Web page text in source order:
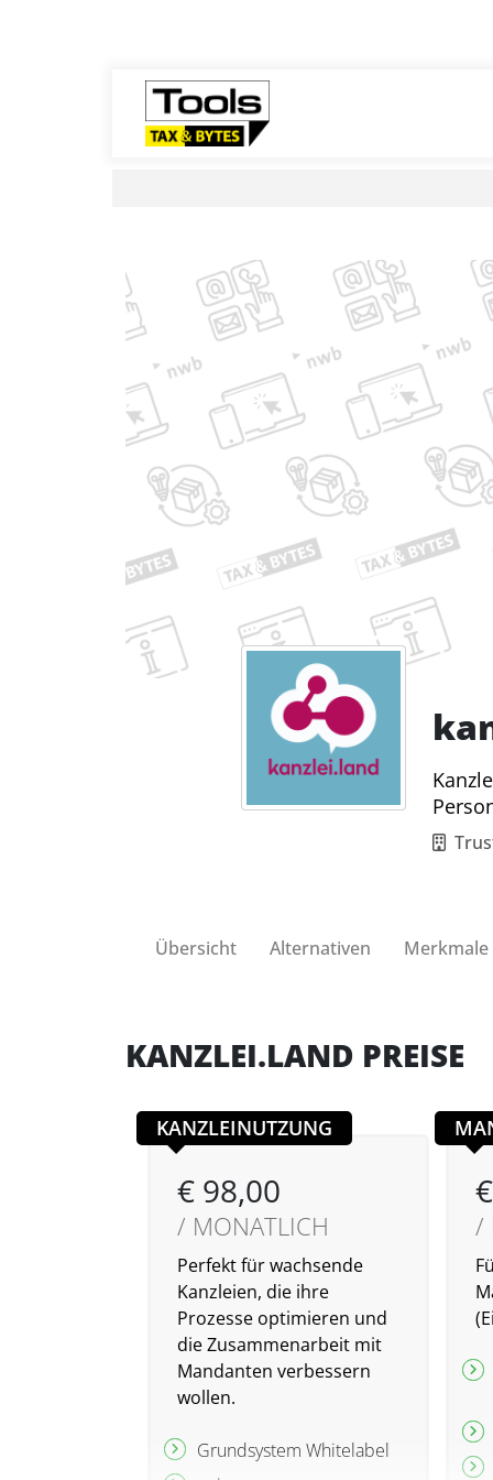
Übersicht Alternativen Merkmale
KANZLEI.LAND PREISE
KANZLEINUTZUNG
€ 98,00
/ MONATLICH
Perfekt für wachsende
Kanzleien, die ihre
Prozesse optimieren und
die Zusammenarbeit mit
Mandanten verbessern
wollen.
Grundsystem Whitelabel
/